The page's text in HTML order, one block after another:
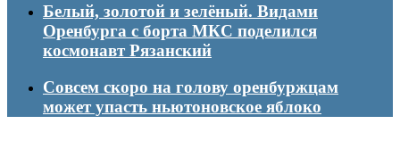
Белый, золотой и зелёный. Видами
Оренбурга с борта МКС поделился
космонавт Рязанский
Совсем скоро на голову оренбуржцам
может упасть ньютоновское яблоко